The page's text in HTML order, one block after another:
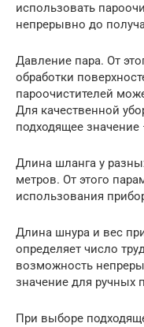
использовать
непрерывно до
Давление пара. От
обработки
пароочистителей
Для качественной
подходящее значение
Длина шланга у
метров. От этого
использования
Длина шнура и вес
определяет число
возможность
значение для ручных
При выборе